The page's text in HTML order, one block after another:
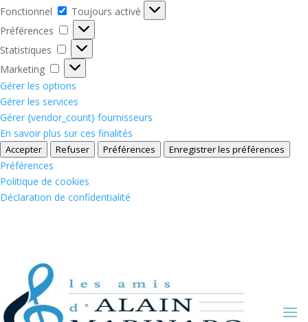
Fonctionnel
Fonctionnel
Toujours activé
Préférences
Préférences
Statistiques
Statistiques
Marketing
Marketing
Gérer les options
Gérer les services
Gérer {vendor_count} fournisseurs
En savoir plus sur ces finalités
Accepter Refuser Préférences Enregistrer les préférences
Préférences
Politique de cookies
Déclaration de confidentialité